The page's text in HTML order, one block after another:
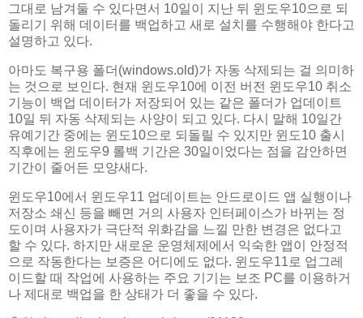
그대로 남겨둘 수 있다면서 10일이 지난 뒤 윈도우10으로 되
돌리기 위해 데이터를 백업하고 새로 설치를 수행해야 한다고
설명하고 있다.
아마도 복구용 폴더(windows.old)가 자동 삭제되는 걸 의미하
는 것으로 보인다. 현재 윈도우10에 이전 버전 윈도우10 취소
기능이 백업 데이터가 저장되어 있는 같은 폴더가 업데이트
10일 뒤 자동 삭제되는 사양이 되고 있다. 다시 말해 10일간
유예기간 중에는 윈도10으로 되돌릴 수 있지만 윈도10 출시
직후에는 윈도우9 롤백 기간은 30일이었다는 점을 감안하면
기간이 줄어든 모양새다.
윈도우10에서 윈도우11 업데이트는 안드로이드 앱 실행이나
저장소 쇄신 등을 빼면 거의 사용자 인터페이스가 바뀌는 정
도이며 사용자가 극단적 위화감을 느낄 만한 변경은 없다고
할 수 있다. 하지만 새로운 운영체제에서 익숙한 앱이 안정적
으로 작동한다는 보증은 어디에도 없다. 윈도우11로 업그레
이드할 때 작업에 사용하는 주요 기기는 보조 PC를 이용하거
나 제대로 백업을 한 상태가 더 좋을 수 있다.